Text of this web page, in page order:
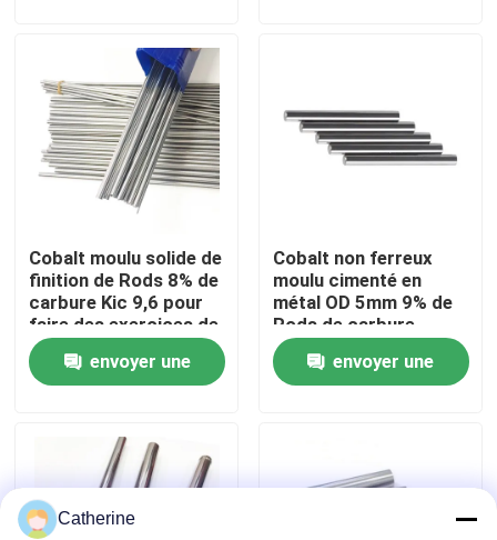
Visite d'usine
Contrôle de qualité
Contactez-nous
Nouvelles
Demandez une citation
tige de carbure de tungstène
Carbure Rods avec le chanfrein
Cobalt moulu solide de
finition de Rods 8% de
carbure Kic 9,6 pour
faire des exercices de
carte PCB
envoyer une
Cobalt non ferreux
moulu cimenté en
métal OD 5mm 9% de
Rods de carbure
envoyer une
Catherine